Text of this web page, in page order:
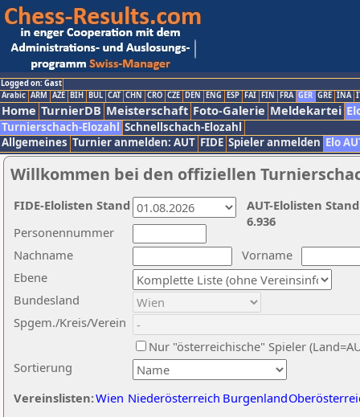
Logged on: Gast
Arabic ARM AZE BIH BUL CAT CHN CRO CZE DEN ENG ESP FAI FIN FRA GER GRE INA
Home TurnierDB Meisterschaft Foto-Galerie Meldekartei
Turnierschach-Elozahl Schnellschach-Elozahl
Allgemeines Turnier anmelden: AUT FIDE Spieler anmelden Elo
Willkommen bei den offiziellen
Nachname
Vorname
Ebene
Sortierung
Personennummer
Bundesland
Spgem./Kreis/Verein
Nur "österreichische" Spieler
Vereinslisten:Wien Niederösterreich Burgenland
AUT-Elolisten
6.936
FIDE-Elolisten Stand